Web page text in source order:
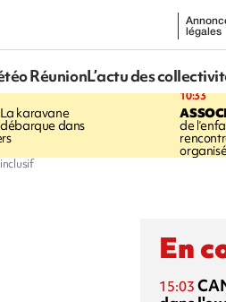
légales
RéunionL’actu des
karavane
dans
10:33
de
En
15:03